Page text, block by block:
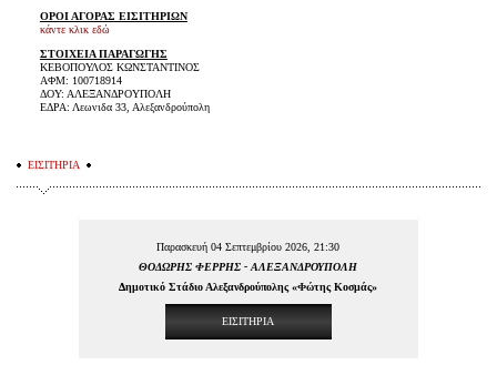
ΟΡΟΙ ΑΓΟΡΑΣ ΕΙΣΙΤΗΡΙΩΝ
κάντε κλικ εδώ
ΣΤΟΙΧΕΙΑ ΠΑΡΑΓΩΓΗΣ
ΚΕΒΟΠΟΥΛΟΣ ΚΩΝΣΤΑΝΤΙΝΟΣ
ΑΦΜ: 100718914
ΔΟΥ: ΑΛΕΞΑΝΔΡΟΥΠΟΛΗ
ΕΔΡΑ: Λεωνιδα 33, Αλεξανδρούπολη
ΕΙΣΙΤΗΡΙΑ
Παρασκευή 04 Σεπτεμβρίου 2026, 21:30
ΘΟΔΩΡΗΣ ΦΕΡΡΗΣ - ΑΛΕΞΑΝΔΡΟΥΠΟΛΗ
Δημοτικό Στάδιο Αλεξανδρούπολης «Φώτης Κοσμάς»
ΕΙΣΙΤΗΡΙΑ